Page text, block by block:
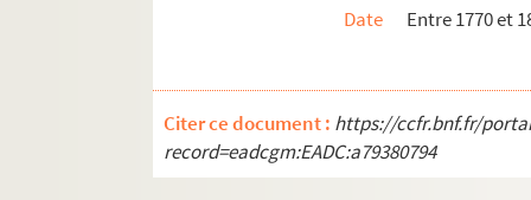
Date
Entre 1770 et
Citer ce document : https://ccfr.bnf.fr/
record=eadcgm:EADC:a79380794